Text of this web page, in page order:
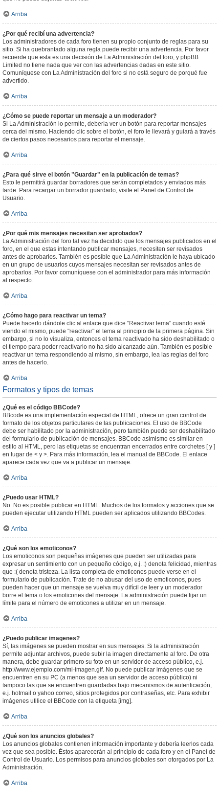
Arriba
¿Por qué recibí una advertencia?
Los administradores de cada foro tienen su propio conjunto de reglas para su
sitio. Si ha quebrantado alguna regla puede recibir una advertencia. Por favor
recuerde que esta es una decisión de La Administración del foro, y phpBB
Limited no tiene nada que ver con las advertencias dadas en este sitio.
Comuníquese con La Administración del foro si no está seguro de porqué fue
advertido.
Arriba
¿Cómo se puede reportar un mensaje a un moderador?
Si La Administración lo permite, debería ver un botón para reportar mensajes
cerca del mismo. Haciendo clic sobre el botón, el foro le llevará y guiará a través
de ciertos pasos necesarios para reportar el mensaje.
Arriba
¿Para qué sirve el botón "Guardar" en la publicación de temas?
Esto le permitirá guardar borradores que serán completados y enviados más
tarde. Para recargar un borrador guardado, visite el Panel de Control de
Usuario.
Arriba
¿Por qué mis mensajes necesitan ser aprobados?
La Administración del foro tal vez ha decidido que los mensajes publicados en el
foro, en el que estas intentando publicar mensajes, necesiten ser revisados
antes de aprobarlos. También es posible que La Administración le haya ubicado
en un grupo de usuarios cuyos mensajes necesitan ser revisados antes de
aprobarlos. Por favor comuníquese con el administrador para más información
al respecto.
Arriba
¿Cómo hago para reactivar un tema?
Puede hacerlo dándole clic al enlace que dice "Reactivar tema" cuando esté
viendo el mismo, puede "reactivar" el tema al principio de la primera página. Sin
embargo, si no lo visualiza, entonces el tema reactivado ha sido deshabilitado o
el tiempo para poder reactivarlo no ha sido alcanzado aún. También es posible
reactivar un tema respondiendo al mismo, sin embargo, lea las reglas del foro
antes de hacerlo.
Arriba
Formatos y tipos de temas
¿Qué es el código BBCode?
BBcode es una implementación especial de HTML, ofrece un gran control de
formato de los objetos particulares de las publicaciones. El uso de BBCode
debe ser habilitado por la administración, pero también puede ser deshabilitado
del formulario de publicación de mensajes. BBCode asimismo es similar en
estilo al HTML, pero las etiquetas se encuentran encerrados entre corchetes [ y ]
en lugar de < y >. Para más información, lea el manual de BBCode. El enlace
aparece cada vez que va a publicar un mensaje.
Arriba
¿Puedo usar HTML?
No. No es posible publicar en HTML. Muchos de los formatos y acciones que se
pueden ejecutar utilizando HTML pueden ser aplicados utilizando BBCodes.
Arriba
¿Qué son los emoticonos?
Los emoticonos son pequeñas imágenes que pueden ser utilizadas para
expresar un sentimiento con un pequeño código, e.j. :) denota felicidad, mientras
que :( denota tristeza. La lista completa de emoticones puede verse en el
formulario de publicación. Trate de no abusar del uso de emoticonos, pues
pueden hacer que un mensaje se vuelva muy difícil de leer y un moderador
borre el tema o los emoticones del mensaje. La administración puede fijar un
límite para el número de emoticones a utilizar en un mensaje.
Arriba
¿Puedo publicar imagenes?
Sí, las imágenes se pueden mostrar en sus mensajes. Si la administración
permite adjuntar archivos, puede subir la imagen directamente al foro. De otra
manera, debe guardar primero su foto en un servidor de acceso público, e.j.
http://www.ejemplo.com/mi-imagen.gif. No puede publicar imágenes que se
encuentren en su PC (a menos que sea un servidor de acceso público) ni
tampoco las que se encuentren guardadas bajo mecanismos de autenticación,
e.j. hotmail o yahoo correo, sitios protegidos por contraseñas, etc. Para exhibir
imágenes utilice el BBCode con la etiqueta [img].
Arriba
¿Qué son los anuncios globales?
Los anuncios globales contienen información importante y debería leerlos cada
vez que sea posible. Éstos aparecerán al principio de cada foro y en el Panel de
Control de Usuario. Los permisos para anuncios globales son otorgados por La
Administración.
Arriba